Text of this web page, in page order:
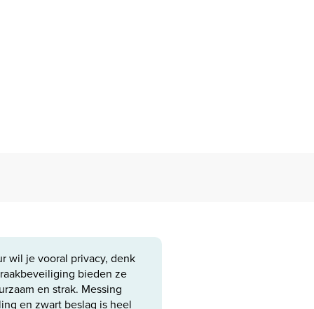
wil je vooral privacy, denk
bieden ze
en strak. Messing
en zwart beslag is heel